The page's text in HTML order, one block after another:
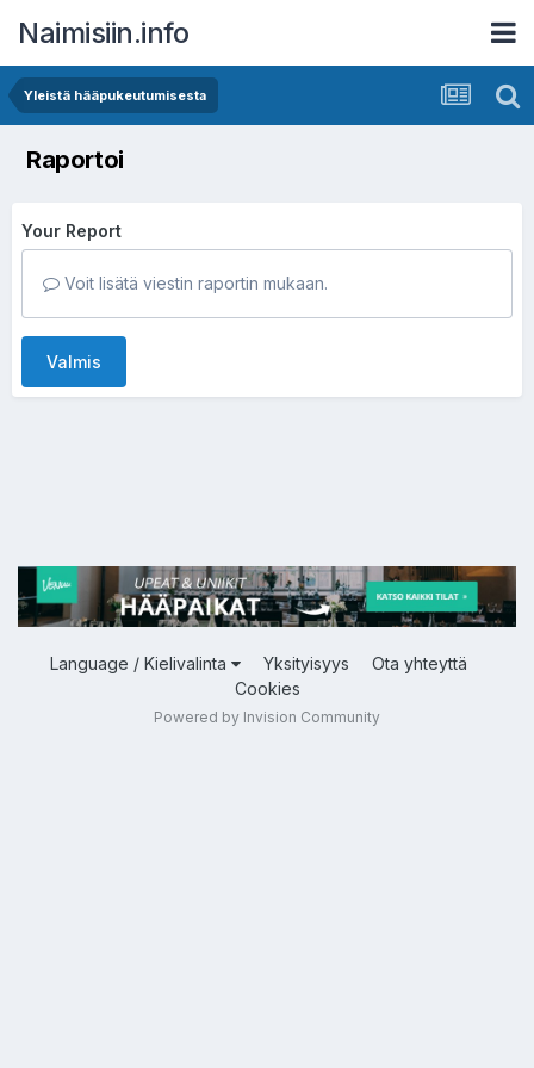
Naimisiin.info
Yleistä hääpukeutumisesta
Raportoi
Your Report
Voit lisätä viestin raportin mukaan.
Valmis
Language / Kielivalinta Yksityisyys
Ota yhteyttä
Cookies
Powered by Invision Community